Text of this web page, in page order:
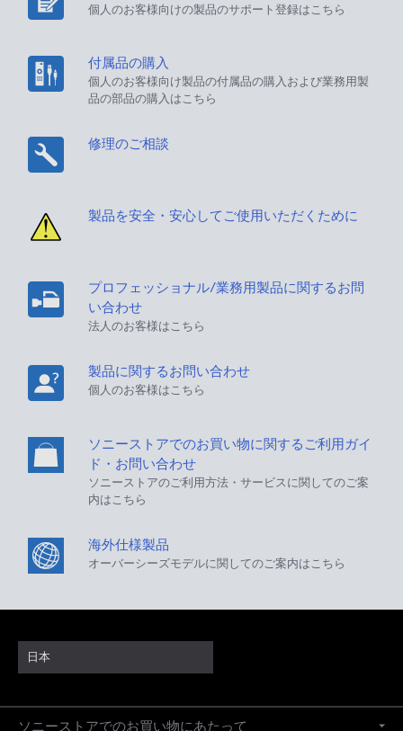
個人のお客様向けの製品のサポート登録はこちら
付属品の購入
個人のお客様向け製品の付属品の購入および業務用製
品の部品の購入はこちら
修理のご相談
製品を安全・安心してご使用いただくために
プロフェッショナル/業務用製品に関するお問
い合わせ
法人のお客様はこちら
製品に関するお問い合わせ
個人のお客様はこちら
ソニーストアでのお買い物に関するご利用ガイ
ド・お問い合わせ
ソニーストアのご利用方法・サービスに関してのご案
内はこちら
海外仕様製品
オーバーシーズモデルに関してのご案内はこちら
日本
ソニーストアでのお買い物にあたって